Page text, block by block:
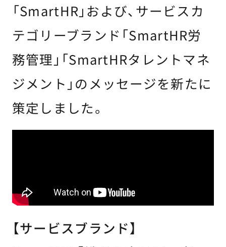
「SmartHR」および、サービスカ
テゴリーブランド「SmartHR労
務管理」「SmartHRタレントマネ
ジメント」のメッセージを新たに
策定しました。
【サービスブランド】